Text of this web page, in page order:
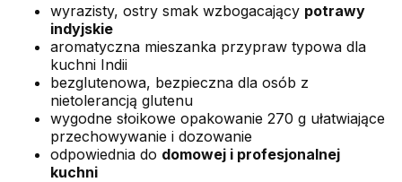
wyrazisty, ostry smak wzbogacający potrawy
indyjskie
aromatyczna mieszanka przypraw typowa dla
kuchni Indii
bezglutenowa, bezpieczna dla osób z
nietolerancją glutenu
wygodne słoikowe opakowanie 270 g ułatwiające
przechowywanie i dozowanie
odpowiednia do domowej i profesjonalnej
kuchni